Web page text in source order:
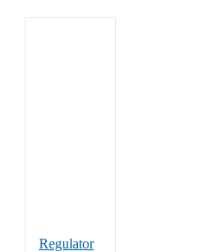
Regulator